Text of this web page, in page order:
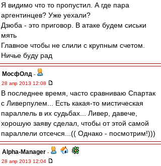
Я видимо что то пропустил. А где пара
аргентинцев? Уже уехали?
Дзюба - это приговор. В атаке будем сиськи
мять
Главное чтобы не слили с крупным счетом.
Ничье буду рад
МосфОлд -
28 апр 2013 12:08
В последнее время, часто сравниваю Спартак
с Ливерпулем... Есть какая-то мистическая
параллель в их судьбах... Ливер, давече,
хорошую заяву сделал, чтобы от этой самой
параллели отсечся...(( Однако - посмотрим!)))
Alpha-Manager -
28 апр 2013 12:04